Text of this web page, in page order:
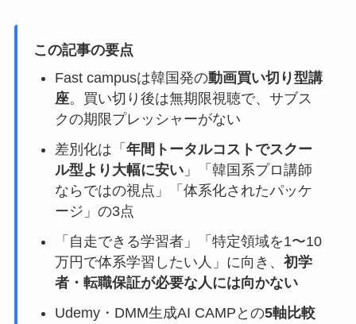
この記事の要点
Fast campusは韓国発の動画買い切り型講
座。買い切り後は無期限視聴で、サブス
クの期限プレッシャーがない
差別化は「 年間トータルコストでスクー
ル型より大幅に安い」「韓国系プロ講師
ならではの視点」「体系化されたパッケ
ージ」の3点
「自走できる学習者」「特定領域を1〜10
万円で体系学習したい人」に向き、 初学
者・転職保証が必要な人には向かない
Udemy・DMM生成AI CAMPとの5軸比較